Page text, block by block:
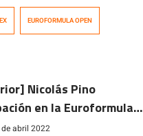
española Drivex Academy
su tres primeros desafíos
en la European Le Mans
EUROFORMULA OPEN
Nicolás Pino
en la Euroformula
2022
abril 2022